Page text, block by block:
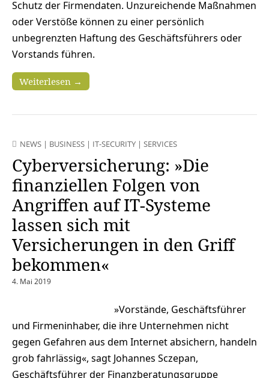
Schutz der Firmendaten. Unzureichende Maßnahmen
oder Verstöße können zu einer persönlich
unbegrenzten Haftung des Geschäftsführers oder
Vorstands führen.
Weiterlesen →
NEWS | BUSINESS | IT-SECURITY | SERVICES
Cyberversicherung: »Die
finanziellen Folgen von
Angriffen auf IT-Systeme
lassen sich mit
Versicherungen in den Griff
bekommen«
4. Mai 2019
»Vorstände, Geschäftsführer
und Firmeninhaber, die ihre Unternehmen nicht
gegen Gefahren aus dem Internet absichern, handeln
grob fahrlässig«, sagt Johannes Sczepan,
Geschäftsführer der Finanzberatungsgruppe